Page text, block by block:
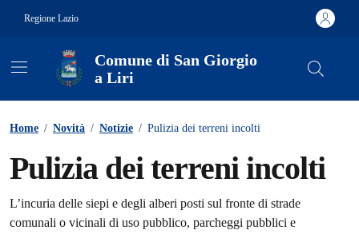
Regione Lazio
Comune di San Giorgio
a Liri
Home / Novità / Notizie / Pulizia dei terreni incolti
Pulizia dei terreni incolti
Dettagli della notizia
L’incuria delle siepi e degli alberi posti sul fronte di strade
comunali o vicinali di uso pubblico, parcheggi pubblici e